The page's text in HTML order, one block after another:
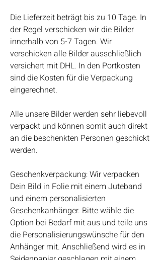
Die Lieferzeit beträgt bis zu 10 Tage. In
der Regel verschicken wir die Bilder
innerhalb von 5-7 Tagen. Wir
verschicken alle Bilder ausschließlich
versichert mit DHL. In den Portkosten
sind die Kosten für die Verpackung
eingerechnet.
Alle unsere Bilder werden sehr liebevoll
verpackt und können somit auch direkt
an die beschenkten Personen geschickt
werden.
Geschenkverpackung: Wir verpacken
Dein Bild in Folie mit einem Juteband
und einem personalisierten
Geschenkanhänger. Bitte wähle die
Option bei Bedarf mit aus und teile uns
die Personalisierungswünsche für den
Anhänger mit. Anschließend wird es in